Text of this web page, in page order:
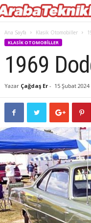
Ana Sayfa Klasik Otomobiller
KLASIK OTOMOBILLER
1969
Yazar Çağdaş Er- 15 Şubat 2024